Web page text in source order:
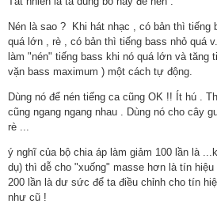
Nén là sao ? Khi hát nhạc , có bản thì tiếng
quá lớn , rè , có bản thì tiếng bass nhỏ quá
làm "nén" tiếng bass khi nó quá lớn và tăng
vặn bass maximum ) một cách tự động.
Dùng nó để nén tiếng ca cũng OK !! Ít hú .
cũng ngang ngang nhau . Dùng nó cho cây
rè ...
ý nghĩ của bộ chia áp làm giảm 100 lần là
dụ) thì dễ cho "xuống" masse hơn là tín
200 lần là dư sức để ta điều chỉnh cho tín
như cũ !